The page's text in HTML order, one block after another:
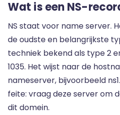
Wat is een NS-
NS staat voor name server.
de oudste en belangrijkste
techniek bekend als type 2
1035. Het wijst naar de
nameserver, bijvoorbeeld
feite: vraag deze server om
dit domein.